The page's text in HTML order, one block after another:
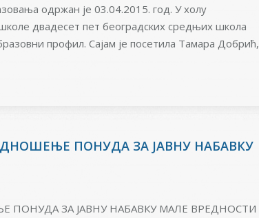
одржан је 03.04.2015. год. У холу
двадесет пет београдских средњих школа
профил. Сајам је посетила Тамара Добрић,
ПОНУДА ЗА ЈАВНУ НАБАВКУ
ЗА ЈАВНУ НАБАВКУ МАЛЕ ВРЕДНОСТИ